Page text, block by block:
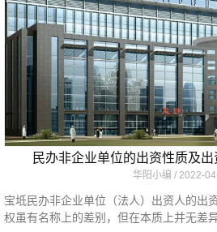
民办非企业单位的出资性质及
华阳小编 2022-
宝坻民办非企业单位（法人）出资人的出
权虽有名称上的差别，但在本质上并无差